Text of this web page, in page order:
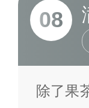
08
除了果